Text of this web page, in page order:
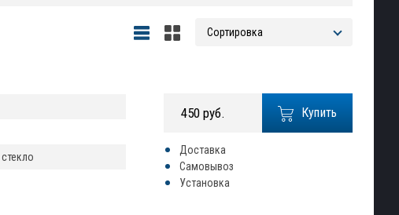
Купить
450 руб.
Доставка
Самовывоз
Установка